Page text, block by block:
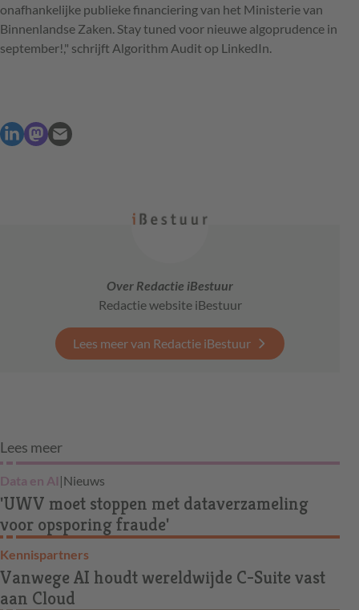
onafhankelijke publieke financiering van het Ministerie van
Binnenlandse Zaken. Stay tuned voor nieuwe algoprudence in
september!," schrijft Algorithm Audit op LinkedIn.
Over Redactie iBestuur
Redactie website iBestuur
Lees meer van Redactie iBestuur
Lees meer
Data en AI |Nieuws
'UWV moet stoppen met dataverzameling
voor opsporing fraude'
Kennispartners
Vanwege AI houdt wereldwijde C-Suite vast
aan Cloud